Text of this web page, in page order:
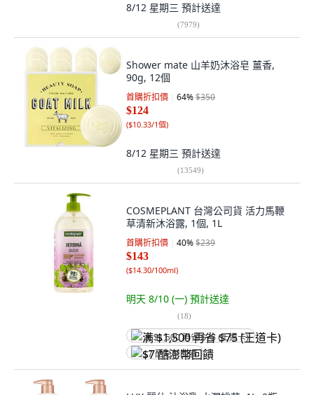
8/12 星期三 預計送達
(7979)
Shower mate 山羊奶沐浴皂 薑香,
90g, 12個
首購折扣價 64%$350
$124
($10.33/1個)
8/12 星期三 預計送達
(13549)
COSMEPLANT 台灣公司貨 活力馬鞭
草清新沐浴露, 1個, 1L
首購折扣價 40%$239
$143
($14.30/100ml)
明天 8/10 (一) 預計送達
(18)
满 $1,500 再省 $75 (王道卡)
$7 酷澎幣回饋